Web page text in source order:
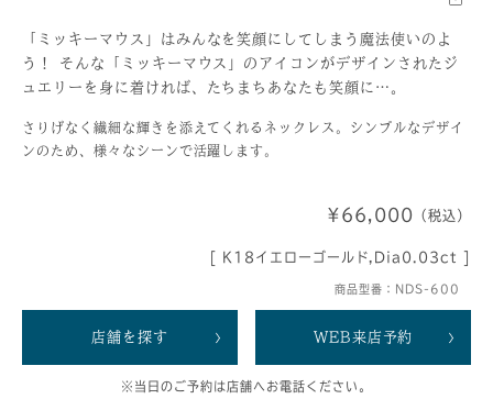
「ミッキーマウス」はみんなを笑顔にしてしまう魔法使いのよ
う！ そんな「ミッキーマウス」のアイコンがデザインされたジ
ュエリーを身に着ければ、たちまちあなたも笑顔に…。
さりげなく繊細な輝きを添えてくれるネックレス。シンプルなデザイ
ンのため、様々なシーンで活躍します。
¥66,000 （税込）
[ K18イエローゴールド,Dia0.03ct ]
商品型番：NDS-600
店舗を探す WEB来店予約
※当日のご予約は店舗へお電話ください。